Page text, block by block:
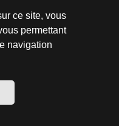
ce site, vous
permettant
navigation
© phpBB Limited